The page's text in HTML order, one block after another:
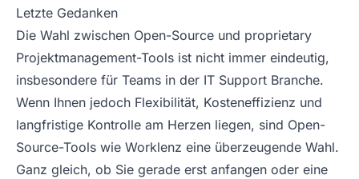
Letzte Gedanken
Die Wahl zwischen Open-Source und proprietary
Projektmanagement-Tools ist nicht immer eindeutig,
insbesondere für Teams in der IT Support Branche.
Wenn Ihnen jedoch Flexibilität, Kosteneffizienz und
langfristige Kontrolle am Herzen liegen, sind Open-
Source-Tools wie Worklenz eine überzeugende Wahl.
Ganz gleich, ob Sie gerade erst anfangen oder eine